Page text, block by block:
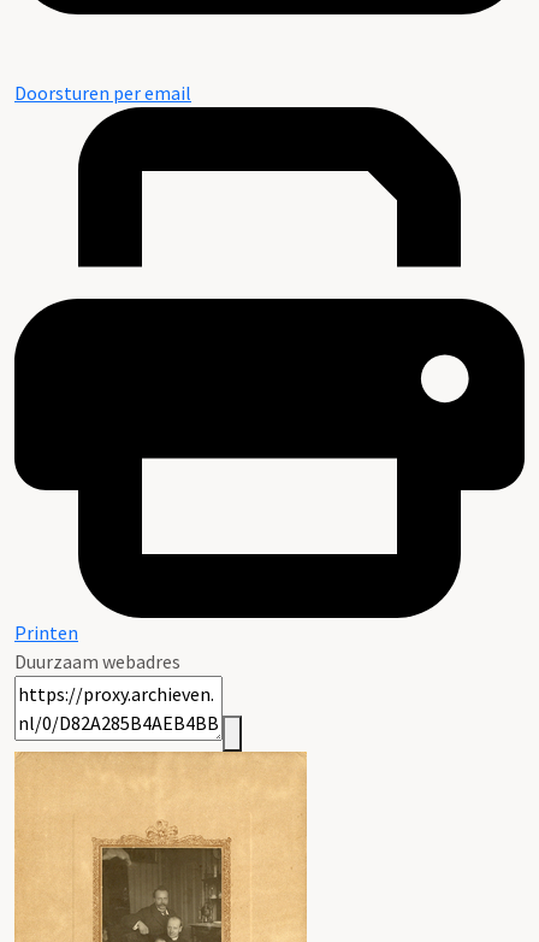
Doorsturen per email
Printen
Duurzaam webadres